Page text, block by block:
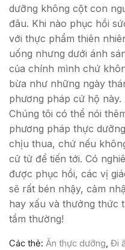
dưỡng không cột con
đâu. Khi nào phục hồi
với thực phẩm thiên
uống nhưng dưới ánh
của chính mình chứ
bừa như những ngày
phương pháp cứ hộ này.
Chúng tôi có thể nói
phương pháp thực
chịu thua, chứ nếu
cử tử để tiến tới. Có
được phục hồi, các vị
sẽ rất bén nhậy, cảm
hay xấu và thưởng thức
tầm thường!
Các thẻ: Ăn thực dưỡng, Đi